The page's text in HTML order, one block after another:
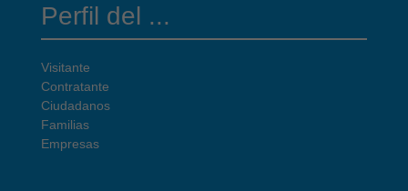
Perfil del ...
Visitante
Contratante
Ciudadanos
Familias
Empresas